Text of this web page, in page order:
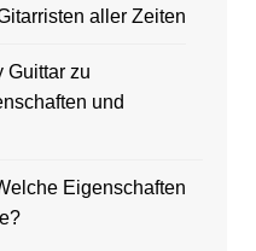
aller Zeiten
Guittarzu
und
Eigenschaften